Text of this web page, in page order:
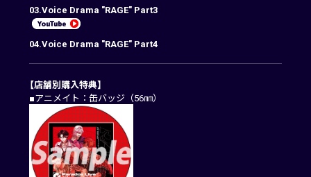
03.Voice Drama "RAGE" Part3
04.Voice Drama "RAGE" Part4
【店舗別購入特典】
■アニメイト：缶バッジ（56㎜）